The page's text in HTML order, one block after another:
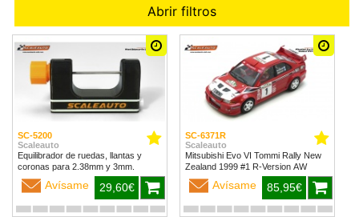
Abrir filtros
SC-5200
Scaleauto
Equilibrador de ruedas, llantas y
coronas para 2.38mm y 3mm.
Avísame 29,60€
SC-6371R
Scaleauto
Mitsubishi Evo VI Tommi Rally New
Zealand 1999 #1 R-Version AW
Avísame 85,95€